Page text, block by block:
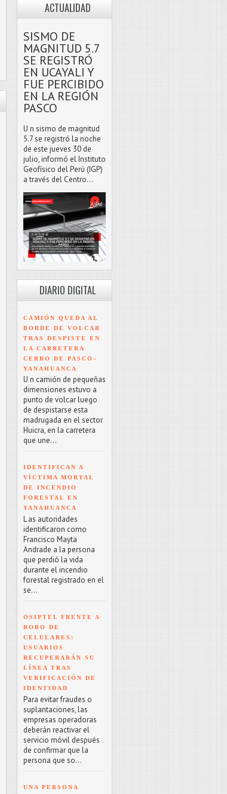
ACTUALIDAD
SISMO DE
MAGNITUD 5.7
SE REGISTRÓ
EN UCAYALI Y
FUE PERCIBIDO
EN LA REGIÓN
PASCO
U n sismo de magnitud
5.7 se registró la noche
de este jueves 30 de
julio, informó el Instituto
Geofísico del Perú (IGP)
a través del Centro...
DIARIO DIGITAL
CAMIÓN QUEDA AL
BORDE DE VOLCAR
TRAS DESPISTE EN
LA CARRETERA
CERRO DE PASCO–
YANAHUANCA
U n camión de pequeñas
dimensiones estuvo a
punto de volcar luego
de despistarse esta
madrugada en el sector
Huicra, en la carretera
que une...
IDENTIFICAN A
VÍCTIMA MORTAL
DE INCENDIO
FORESTAL EN
YANAHUANCA
L as autoridades
identificaron como
Francisco Mayta
Andrade a la persona
que perdió la vida
durante el incendio
forestal registrado en el
se...
OSIPTEL FRENTE A
ROBO DE
CELULARES:
USUARIOS
RECUPERARÁN SU
LÍNEA TRAS
VERIFICACIÓN DE
IDENTIDAD
Para evitar fraudes o
suplantaciones, las
empresas operadoras
deberán reactivar el
servicio móvil después
de confirmar que la
persona que so...
UNA PERSONA